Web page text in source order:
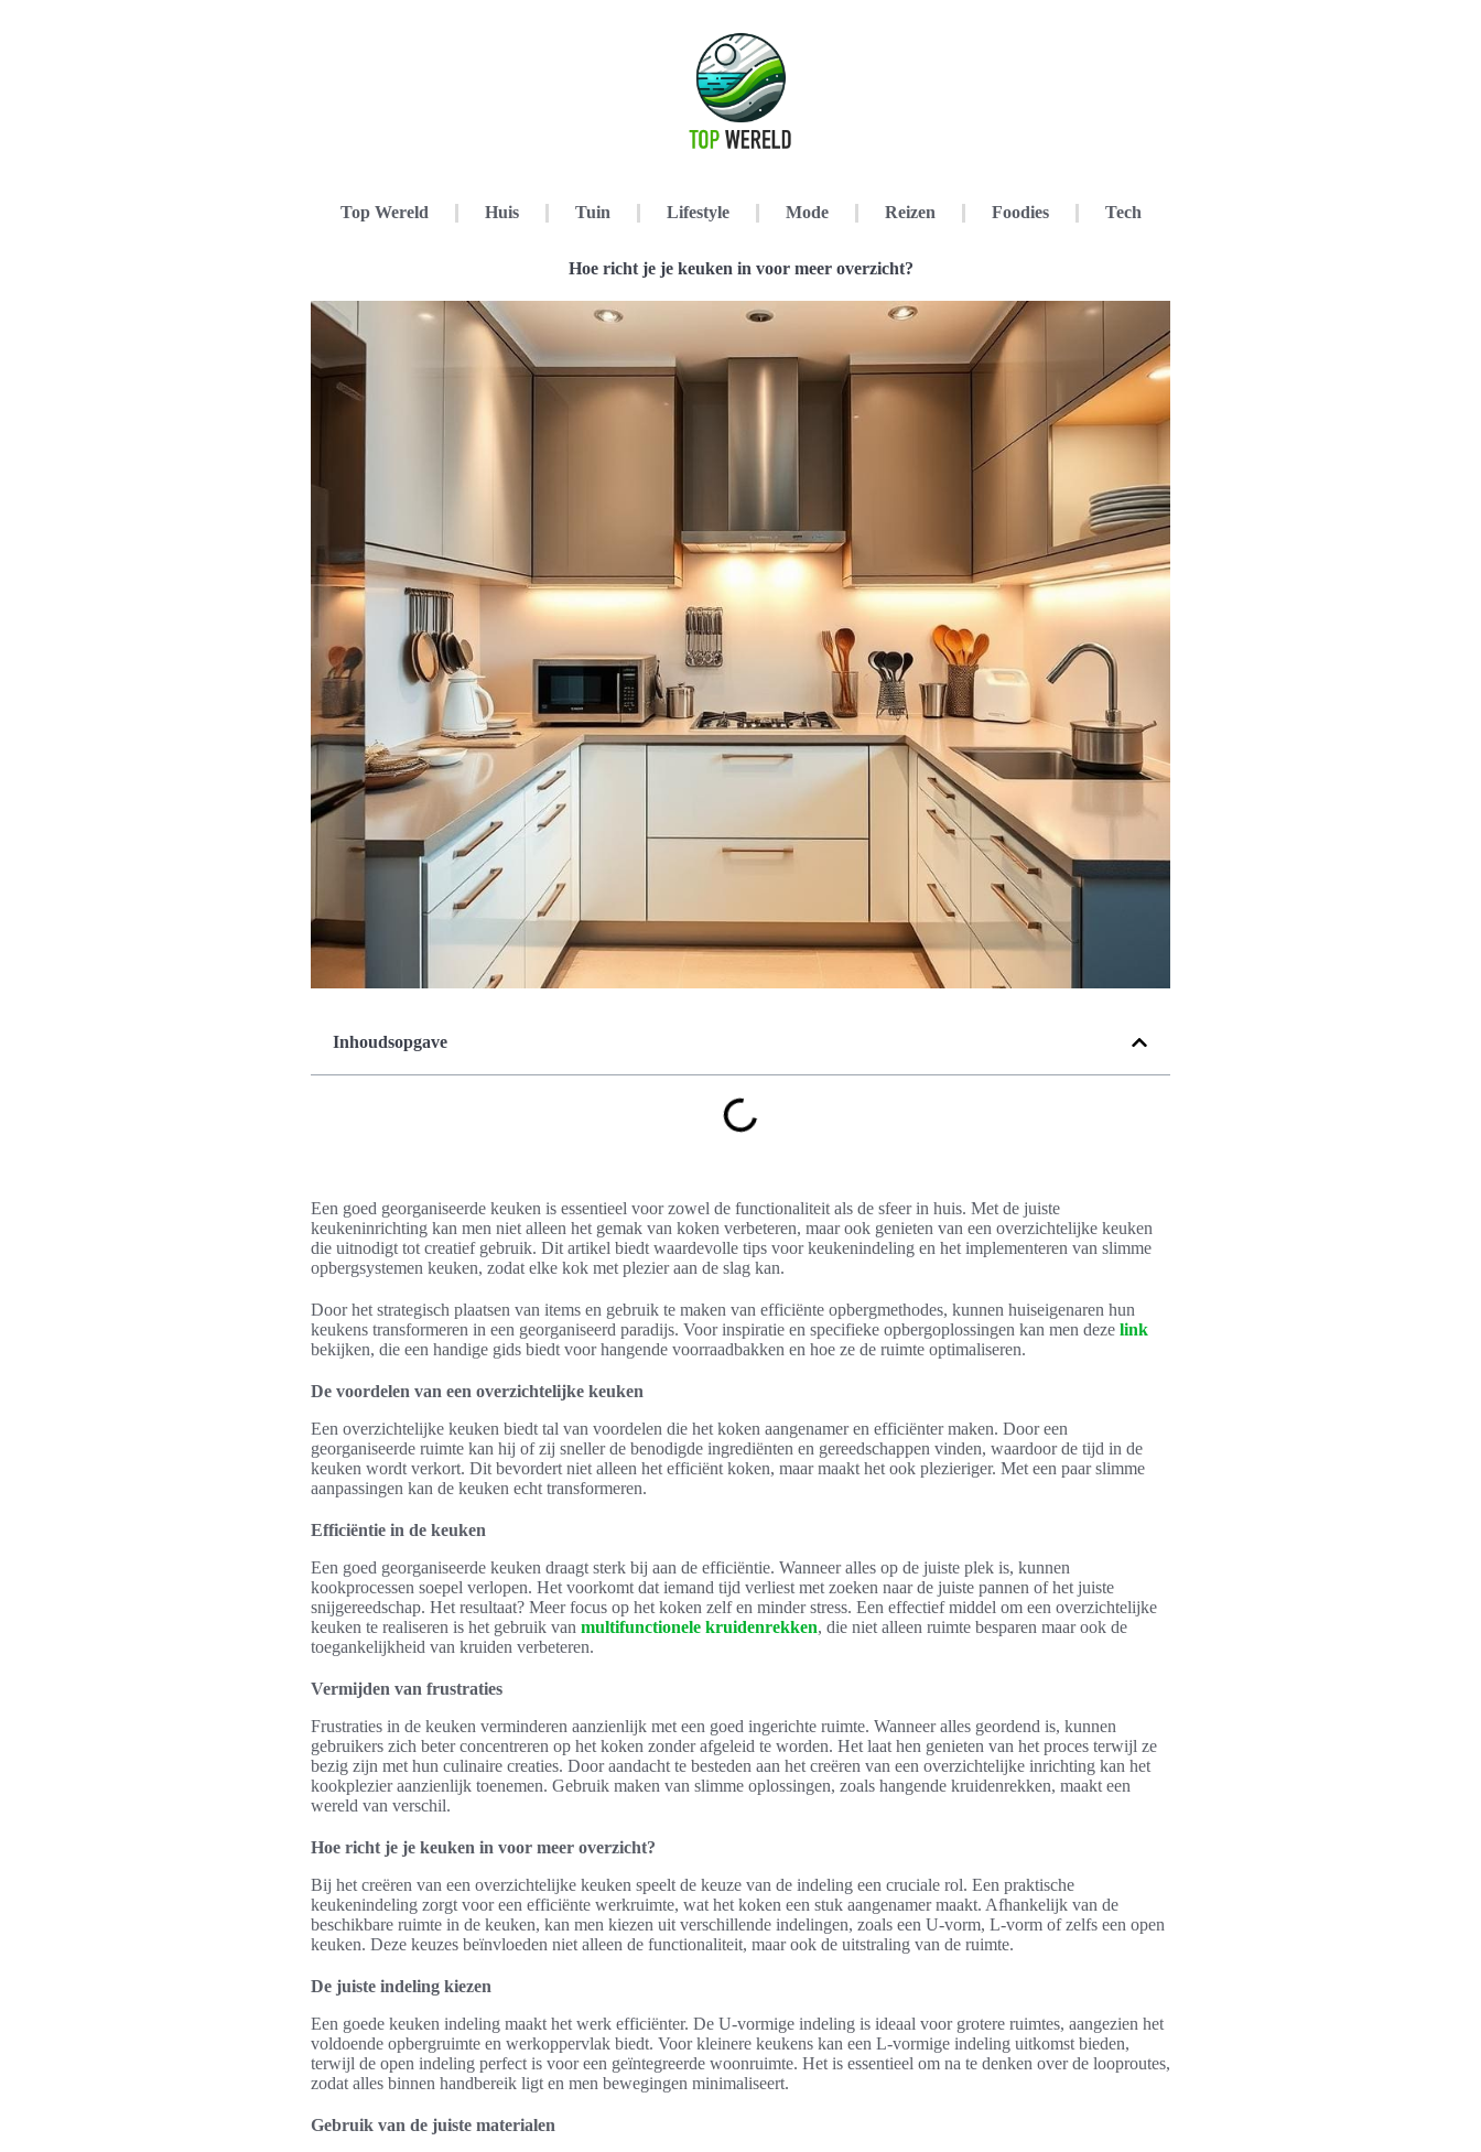
Top Wereld Huis Tuin Lifestyle Mode Reizen Foodies Tech
Hoe richt je je keuken in voor meer overzicht?
Inhoudsopgave
Een goed georganiseerde keuken is essentieel voor zowel de functionaliteit als de sfeer in huis. Met de juiste
keukeninrichting kan men niet alleen het gemak van koken verbeteren, maar ook genieten van een overzichtelijke keuken
die uitnodigt tot creatief gebruik. Dit artikel biedt waardevolle tips voor keukenindeling en het implementeren van slimme
opbergsystemen keuken, zodat elke kok met plezier aan de slag kan.
Door het strategisch plaatsen van items en gebruik te maken van efficiënte opbergmethodes, kunnen huiseigenaren hun
keukens transformeren in een georganiseerd paradijs. Voor inspiratie en specifieke opbergoplossingen kan men deze link
bekijken, die een handige gids biedt voor hangende voorraadbakken en hoe ze de ruimte optimaliseren.
De voordelen van een overzichtelijke keuken
Een overzichtelijke keuken biedt tal van voordelen die het koken aangenamer en efficiënter maken. Door een
georganiseerde ruimte kan hij of zij sneller de benodigde ingrediënten en gereedschappen vinden, waardoor de tijd in de
keuken wordt verkort. Dit bevordert niet alleen het efficiënt koken, maar maakt het ook plezieriger. Met een paar slimme
aanpassingen kan de keuken echt transformeren.
Efficiëntie in de keuken
Een goed georganiseerde keuken draagt sterk bij aan de efficiëntie. Wanneer alles op de juiste plek is, kunnen
kookprocessen soepel verlopen. Het voorkomt dat iemand tijd verliest met zoeken naar de juiste pannen of het juiste
snijgereedschap. Het resultaat? Meer focus op het koken zelf en minder stress. Een effectief middel om een overzichtelijke
keuken te realiseren is het gebruik van multifunctionele kruidenrekken, die niet alleen ruimte besparen maar ook de
toegankelijkheid van kruiden verbeteren.
Vermijden van frustraties
Frustraties in de keuken verminderen aanzienlijk met een goed ingerichte ruimte. Wanneer alles geordend is, kunnen
gebruikers zich beter concentreren op het koken zonder afgeleid te worden. Het laat hen genieten van het proces terwijl ze
bezig zijn met hun culinaire creaties. Door aandacht te besteden aan het creëren van een overzichtelijke inrichting kan het
kookplezier aanzienlijk toenemen. Gebruik maken van slimme oplossingen, zoals hangende kruidenrekken, maakt een
wereld van verschil.
Hoe richt je je keuken in voor meer overzicht?
Bij het creëren van een overzichtelijke keuken speelt de keuze van de indeling een cruciale rol. Een praktische
keukenindeling zorgt voor een efficiënte werkruimte, wat het koken een stuk aangenamer maakt. Afhankelijk van de
beschikbare ruimte in de keuken, kan men kiezen uit verschillende indelingen, zoals een U-vorm, L-vorm of zelfs een open
keuken. Deze keuzes beïnvloeden niet alleen de functionaliteit, maar ook de uitstraling van de ruimte.
De juiste indeling kiezen
Een goede keuken indeling maakt het werk efficiënter. De U-vormige indeling is ideaal voor grotere ruimtes, aangezien het
voldoende opbergruimte en werkoppervlak biedt. Voor kleinere keukens kan een L-vormige indeling uitkomst bieden,
terwijl de open indeling perfect is voor een geïntegreerde woonruimte. Het is essentieel om na te denken over de looproutes,
zodat alles binnen handbereik ligt en men bewegingen minimaliseert.
Gebruik van de juiste materialen